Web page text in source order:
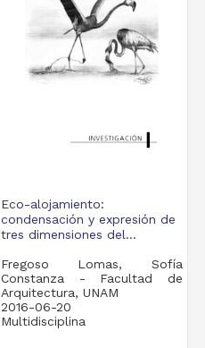
Eco-alojamiento:
condensación y expresión de
tres dimensiones del...
Fregoso Lomas, Sofía
Constanza - Facultad de
Arquitectura, UNAM
2016-06-20
Multidisciplina